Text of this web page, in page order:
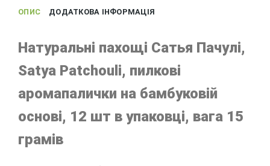
кількість
ОПИС ДОДАТКОВА ІНФОРМАЦІЯ
Натуральні пахощі Сатья Пачулі,
Satya Patchouli, пилкові
аромапалички на бамбуковій
основі, 12 шт в упаковці, вага 15
грамів